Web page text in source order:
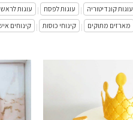
עוגות קונדיטוריה | עוגות לפסח | עוגות
מארזים מתוקים | קינוחי כוסות | קינוחים